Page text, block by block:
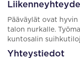
Pääväylät ovat
talon nurkalle.
kuntosalin
Yhteystiedot